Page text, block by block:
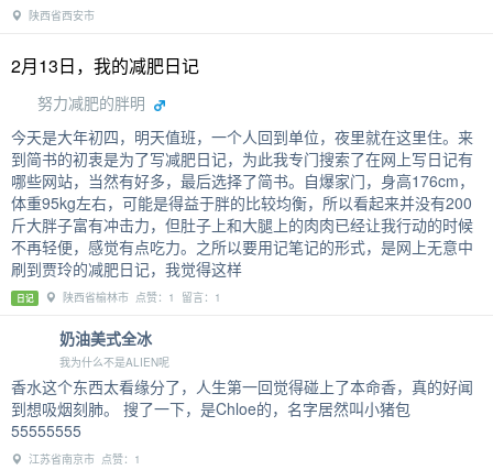
陕西省西安市
2月13日，我的减肥日记
努力减肥的胖明
今天是大年初四，明天值班，一个人回到单位，夜里就在这里住。来
到简书的初衷是为了写减肥日记，为此我专门搜索了在网上写日记有
哪些网站，当然有好多，最后选择了简书。自爆家门，身高176cm，
体重95kg左右，可能是得益于胖的比较均衡，所以看起来并没有200
斤大胖子富有冲击力，但肚子上和大腿上的肉肉已经让我行动的时候
不再轻便，感觉有点吃力。之所以要用记笔记的形式，是网上无意中
刷到贾玲的减肥日记，我觉得这样
日记 陕西省榆林市 点赞：1 留言：1
奶油美式全冰
我为什么不是ALIEN呢
香水这个东西太看缘分了，人生第一回觉得碰上了本命香，真的好闻
到想吸烟刻肺。 搜了一下，是Chloe的，名字居然叫小猪包
55555555
江苏省南京市 点赞：1